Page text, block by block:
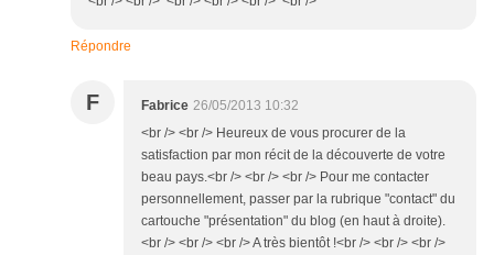
Répondre
F Fabrice 26/05/2013 10:32
<br /> <br /> Heureux de vous procurer de la
satisfaction par mon récit de la découverte de votre
beau pays.<br /> <br /> <br /> Pour me contacter
personnellement, passer par la rubrique "contact" du
cartouche "présentation" du blog (en haut à droite).
<br /> <br /> <br /> A très bientôt !<br /> <br /> <br />